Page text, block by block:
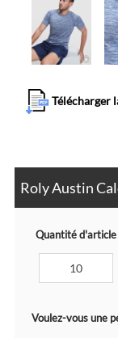
Télécharger
Roly Austin
Quantité d'article
Voulez-vous une